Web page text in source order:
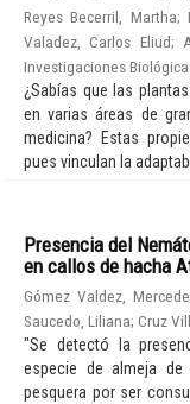
Reyes Becerril, Martha;
Valadez, Carlos Eliud;
Investigaciones
¿Sabías que las
en varias áreas de
medicina? Estas
pues vinculan la
Presencia del
en callos de hacha
Gómez Valdez,
Saucedo, Liliana; Cruz
"Se detectó la
especie de almeja de
pesquera por ser